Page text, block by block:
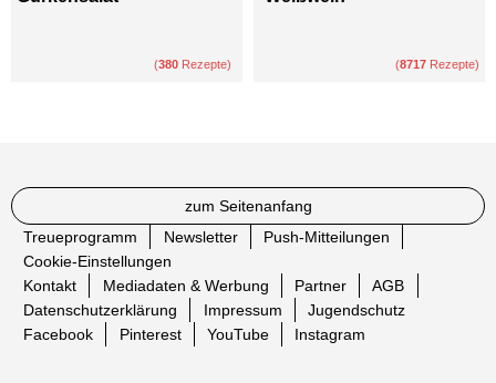
(380 Rezepte) (8717 Rezepte)
zum Seitenanfang
Treueprogramm
Newsletter
Push-Mitteilungen
Cookie-Einstellungen
Kontakt
Mediadaten & Werbung Partner
AGB
Datenschutzerklärung
Impressum
Jugendschutz
Facebook
Pinterest YouTube Instagram